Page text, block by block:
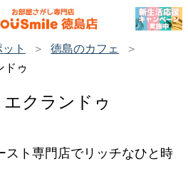
ト
徳島のカフェ
ゥ
クランドゥ
スト専門店でリッチなひと時